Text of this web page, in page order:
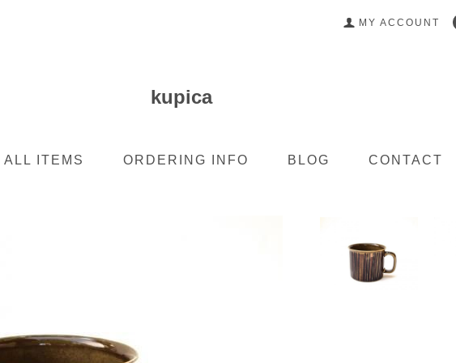
MY ACCOUNT
kupica
ALL ITEMS ORDERING INFO BLOG CONTACT